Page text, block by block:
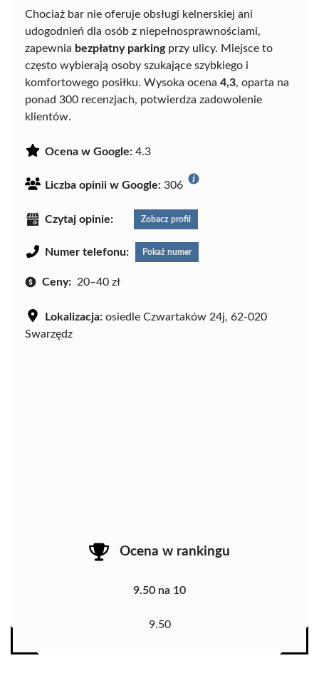
Chociaż bar nie oferuje obsługi kelnerskiej ani
udogodnień dla osób z niepełnosprawnościami,
zapewnia bezpłatny parkingprzy ulicy. Miejsce to
często wybierają osoby szukające szybkiego i
komfortowego posiłku. Wysoka ocena 4,3, oparta na
ponad 300 recenzjach, potwierdza zadowolenie
klientów.
Ocena w Google: 4.3
Liczba opinii w Google: 306
Czytaj opinie: Zobacz profil
Numer telefonu: Pokaż numer
Ceny: 20–40 zł
Lokalizacja: osiedle Czwartaków 24j, 62-020
Swarzędz
Ocena w rankingu
9.50 na 10
9.50